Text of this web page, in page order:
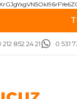
212 852 24 21 0 531